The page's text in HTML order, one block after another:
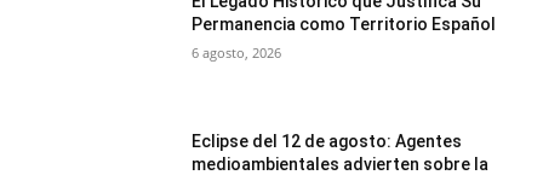
Permanencia como Territorio Español
6 agosto, 2026
Eclipse del 12 de agosto: Agentes
medioambientales advierten sobre la